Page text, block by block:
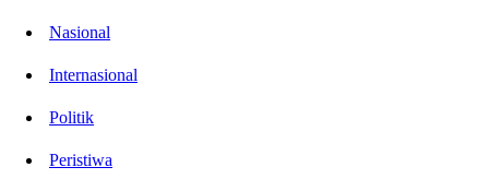
Nasional
Internasional
Politik
Peristiwa